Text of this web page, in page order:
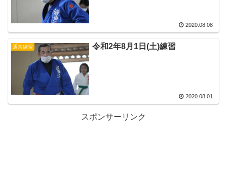
2020.08.08
通常練習 令和2年8月1日(土)練習
2020.08.01
スポンサーリンク